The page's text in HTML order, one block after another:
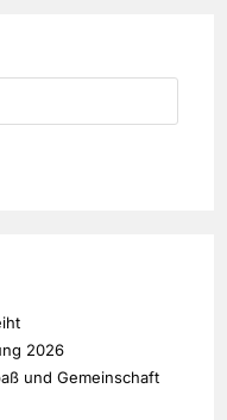
2026
und Gemeinschaft